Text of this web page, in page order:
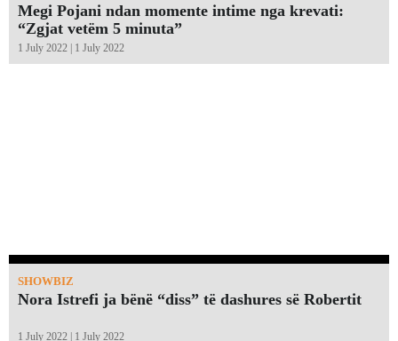
Megi Pojani ndan momente intime nga krevati:
“Zgjat vetëm 5 minuta”￼
1 July 2022 | 1 July 2022
SHOWBIZ
Nora Istrefi ja bënë “diss” të dashures së Robertit
1 July 2022 | 1 July 2022